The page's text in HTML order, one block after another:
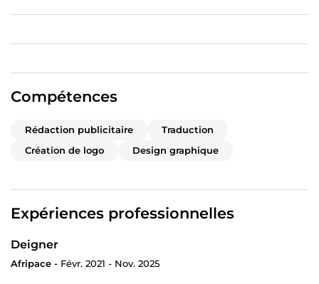
Compétences
Rédaction publicitaire
Traduction
Création de logo
Design graphique
Expériences professionnelles
Deigner
Afripace - Févr. 2021 - Nov. 2025